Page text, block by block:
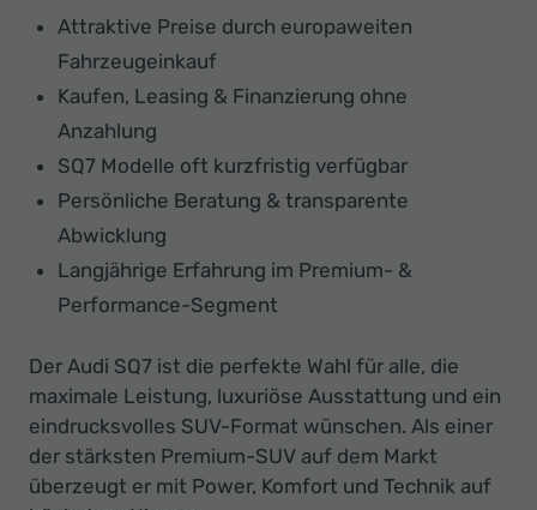
Attraktive Preise durch europaweiten
Fahrzeugeinkauf
Kaufen, Leasing & Finanzierung ohne
Anzahlung
SQ7 Modelle oft kurzfristig verfügbar
Persönliche Beratung & transparente
Abwicklung
Langjährige Erfahrung im Premium- &
Performance-Segment
Der Audi SQ7 ist die perfekte Wahl für alle, die
maximale Leistung, luxuriöse Ausstattung und ein
eindrucksvolles SUV-Format wünschen. Als einer
der stärksten Premium-SUV auf dem Markt
überzeugt er mit Power, Komfort und Technik auf